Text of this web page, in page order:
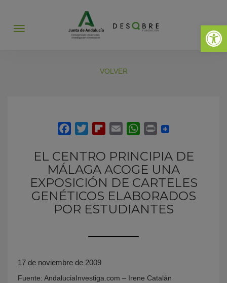
Abrir
Abrir
VOLVER
EL CENTRO PRINCIPIA DE
MÁLAGA ACOGE UNA
EXPOSICIÓN DE CARTELES
GENÉTICOS ELABORADOS
POR ESTUDIANTES
17 de noviembre de 2009
Fuente: AndaluciaInvestiga.com – Irene Catalán